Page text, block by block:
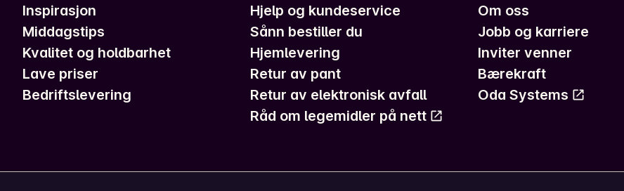
Inspirasjon
Middagstips
Kvalitet og holdbarhet
Lave priser
Bedriftslevering
Hjelp og kundeservice
Sånn bestiller du
Hjemlevering
Retur av pant
Retur av elektronisk avfall
Råd om legemidler på nett
Om oss
Jobb og karriere
Inviter venner
Bærekraft
Oda Systems